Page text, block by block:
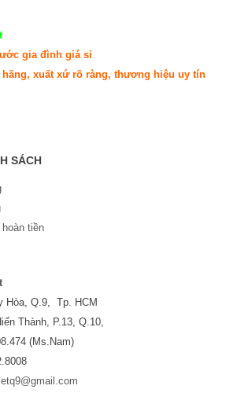
gia đình giá sỉ
hãng, xuất xứ rõ ràng, thương hiệu uy tín
SÁCH
tiền
Hòa, Q.9, Tp. HCM
Thành, P.13, Q.10,
(Ms.Nam)